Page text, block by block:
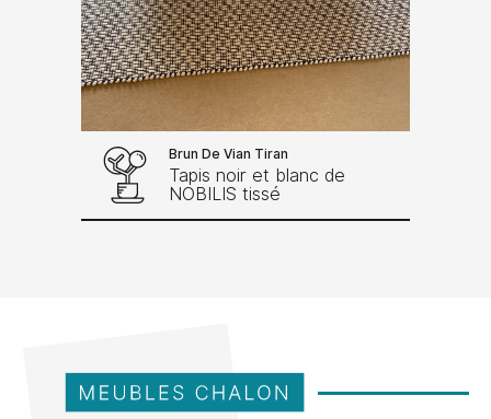
Brun De Vian Tiran
Tapis noir et blanc de
NOBILIS tissé